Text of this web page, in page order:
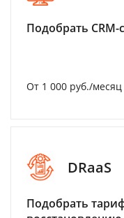
Подобрать
От 1 000 руб./месяц
DRaaS
Подобрать